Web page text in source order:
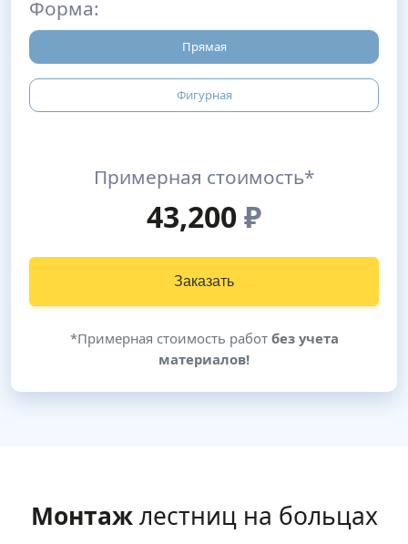
Форма:
Прямая
Фигурная
Примерная стоимость*
43,200₽
Заказать
*Примерная стоимость работ без учета
материалов!
Монтажлестниц на больцах